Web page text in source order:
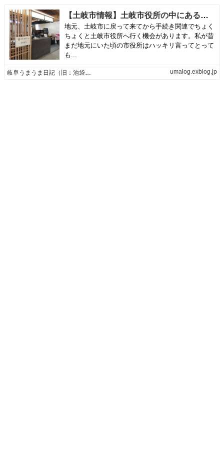
【土岐市情報】土岐市役所の中にある、ほしのテラス | 岐阜うまうま日記（旧：池袋うまうま日記。）
地元、土岐市に戻って来てから手続き関連でちょく
ちょくと土岐市役所へ行く機会があります。私が昔
まだ地元にいた頃の市役所はハッキリ言ってとって
も...
岐阜うまうま日記（旧：池袋うまうま日記。） umalog.exblog.jp